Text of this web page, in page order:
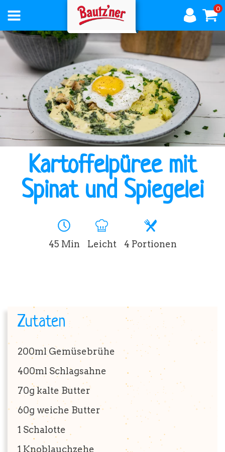
AKTUELLES
ÜBER
BAUTZNER
PRODUKTE
BRUTZELKUNDE
REZEPTE
SHOP
0
Kartoffelpüree mit
Spinat und Spiegelei
45 Min Leicht 4 Portionen
Zutaten
200mlGemüsebrühe
400ml Schlagsahne
70g kalte Butter
60g weiche Butter
1 Schalotte
1 Knoblauchzehe